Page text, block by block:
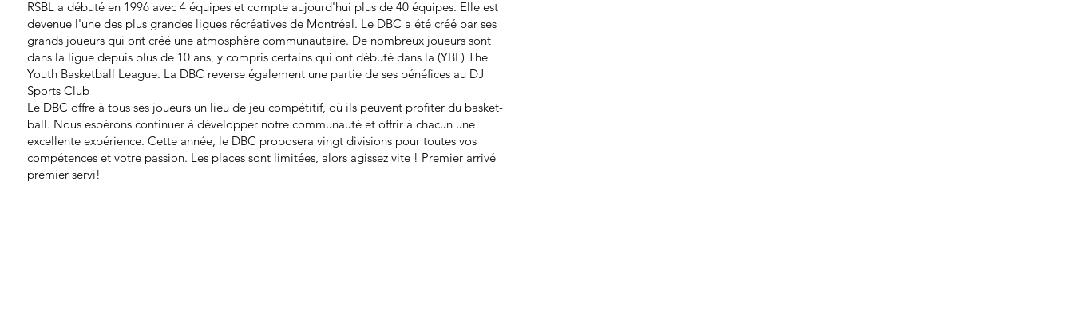
RSBL a débuté en 1996 avec 4 équipes et compte aujourd'hui plus de 40 équipes. Elle est
devenue l'une des plus grandes ligues récréatives de Montréal. Le DBC a été créé par ses
grands joueurs qui ont créé une atmosphère communautaire. De nombreux joueurs sont
dans la ligue depuis plus de 10 ans, y compris certains qui ont débuté dans la (YBL) The
Youth Basketball League. La DBC reverse également une partie de ses bénéfices au DJ
Sports Club
​Le DBC offre à tous ses joueurs un lieu de jeu compétitif, où ils peuvent profiter du basket-
ball. Nous espérons continuer à développer notre communauté et offrir à chacun une
excellente expérience. Cette année, le DBC proposera vingt divisions pour toutes vos
compétences et votre passion. Les places sont limitées, alors agissez vite ! Premier arrivé
premier servi!